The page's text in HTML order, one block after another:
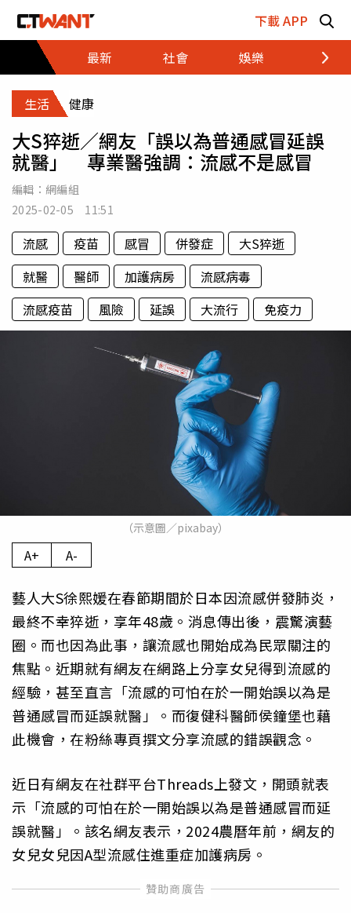
下載 APP
最新
社會 娛樂 財經
生活 健康
大S猝逝／網友「誤以為普通感冒延誤
就醫」 專業醫強調：流感不是感冒
編輯： 網編組
2025-02-05 11:51
流感 疫苗 感冒 併發症
大S猝逝
就醫
醫師 加護病房
流感病毒
流感疫苗
風險 延誤 大流行 免疫力
（示意圖／pixabay）
A+ A-
藝人大S徐熙媛在春節期間於日本因流感併發肺炎，
最終不幸猝逝，享年48歲。消息傳出後，震驚演藝
圈。而也因為此事，讓流感也開始成為民眾關注的
焦點。近期就有網友在網路上分享女兒得到流感的
經驗，甚至直言「流感的可怕在於一開始誤以為是
普通感冒而延誤就醫」。而復健科醫師侯鐘堡也藉
此機會，在粉絲專頁撰文分享流感的錯誤觀念。
近日有網友在社群平台Threads上發文，開頭就表
示「流感的可怕在於一開始誤以為是普通感冒而延
誤就醫」。該名網友表示，2024農曆年前，網友的
女兒女兒因A型流感住進重症加護病房。